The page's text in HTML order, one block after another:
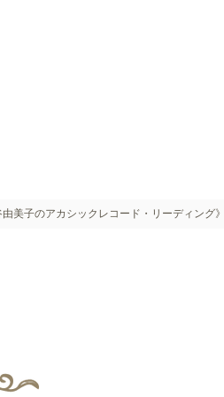
美子のアカシックレコード・リーディング》